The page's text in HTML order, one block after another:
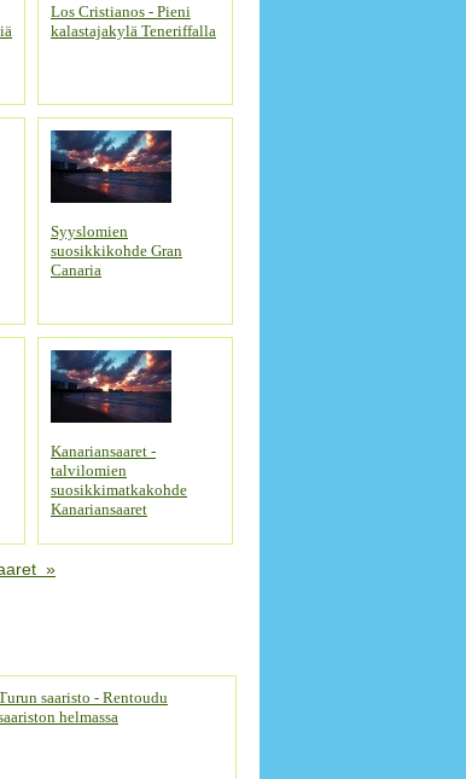
Los Cristianos - Pieni
kalastajakylä Teneriffalla
Syyslomien
suosikkikohde Gran
Canaria
Kanariansaaret -
talvilomien
suosikkimatkakohde
Kanariansaaret
»
saaristo - Rentoudu
helmassa